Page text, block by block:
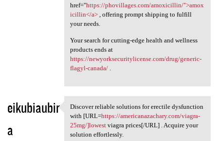
href="https://phovillages.com/amoxicillin/">amox
icillin</a>, offering prompt shipping to fulfill
your needs.
Your search for cutting-edge health and wellness
products ends at
https://newyorksecuritylicense.com/drug/generic-
flagyl-canada/.
eikubiaubir
a
Discover reliable solutions
Discover reliable solutions for erectile dysfunction
with [URL=https://americanazachary.com/viagra-
25mg/]lowestviagra prices[/URL] . Acquire your
solution effortlessly.